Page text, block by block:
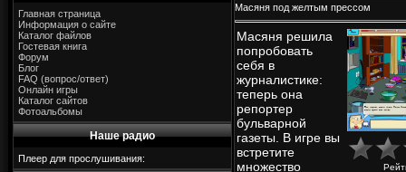
Главная страница
Информация о сайте
Каталог файлов
Гостевая книга
Форум
Блог
FAQ (вопрос/ответ)
Онлайн игры
Каталог сайтов
Фотоальбомы
Наше радио
Плеер для прослушивания:
Масяня под желтым прессом
Масяня решила
попробовать
себя в
журналистике:
теперь она
репортер
бульварной
газеты. В игре вы
встретите
множество